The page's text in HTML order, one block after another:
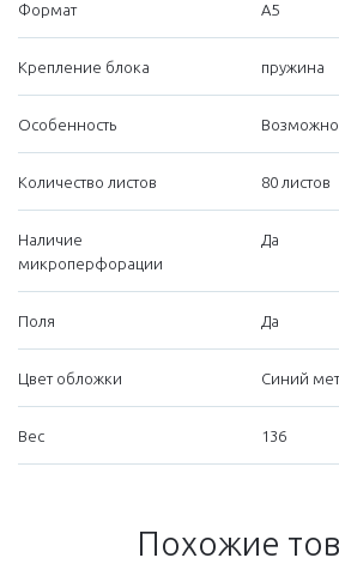
Формат А5
Крепление блока пружина
Особенность
Количество листов 80 листов
Наличие
микроперфорации
Да
Поля Да
Цвет обложки Синий
Вес 136
Похожие